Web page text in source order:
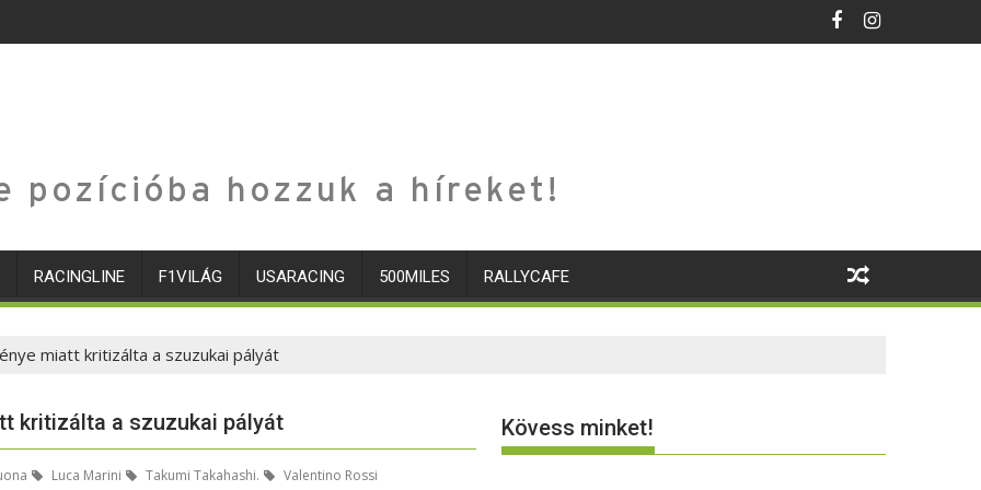
pozícióba hozzuk a híreket!
RACINGLINE F1VILÁG USARACING 500MILES RALLYCAFE
miatt kritizálta a szuzukai pályát
kritizálta a szuzukai pályát
Luca Marini Takumi Takahashi. Valentino Rossi
Kövess minket!